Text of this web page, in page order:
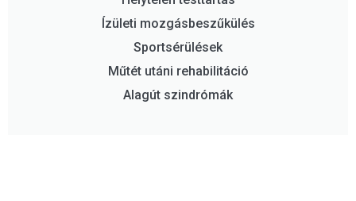
Ízületi mozgásbeszűkülés
Sportsérülések
Műtét utáni rehabilitáció
Alagút szindrómák